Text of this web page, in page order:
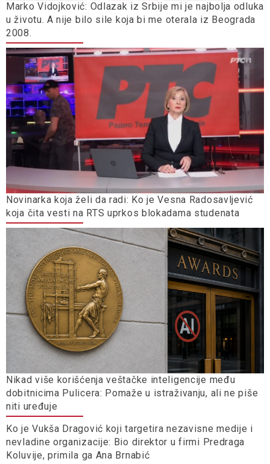
Marko Vidojković: Odlazak iz Srbije mi je najbolja odluka
u životu. A nije bilo sile koja bi me oterala iz Beograda
2008.
Novinarka koja želi da radi: Ko je Vesna Radosavljević
koja čita vesti na RTS uprkos blokadama studenata
Nikad više korišćenja veštačke inteligencije među
dobitnicima Pulicera: Pomaže u istraživanju, ali ne piše
niti uređuje
Ko je Vukša Dragović koji targetira nezavisne medije i
nevladine organizacije: Bio direktor u firmi Predraga
Koluvije, primila ga Ana Brnabić